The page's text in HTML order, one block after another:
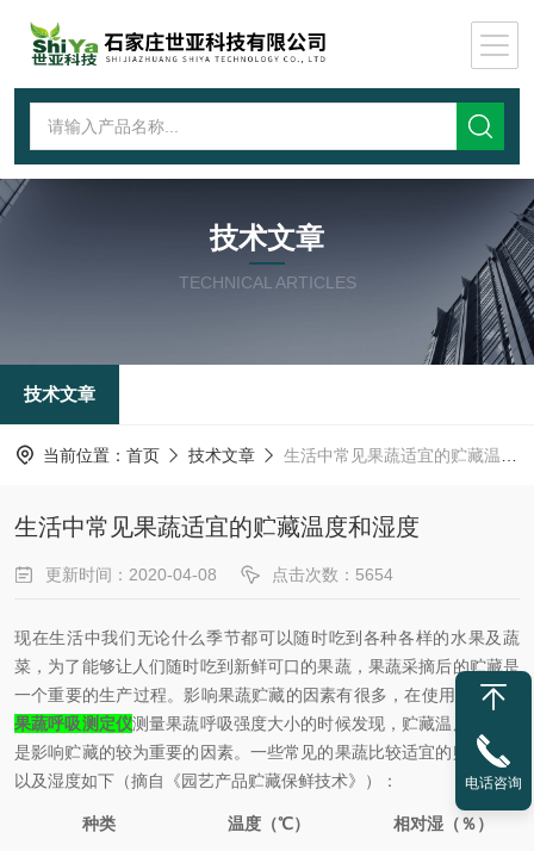
技术文章
TECHNICAL ARTICLES
技术文章
当前位置： 首页 技术文章 生活中常见果蔬适宜的贮藏温度和湿度
生活中常见果蔬适宜的贮藏温度和湿度
更新时间：2020-04-08 点击次数：5654
现在生活中我们无论什么季节都可以随时吃到各种各样的水果及蔬
菜，为了能够让人们随时吃到新鲜可口的果蔬，果蔬采摘后的贮藏是
一个重要的生产过程。影响果蔬贮藏的因素有很多，在使用
SY-1022
果蔬呼吸测定仪测量果蔬呼吸强度大小的时候发现，贮藏温度及湿度
是影响贮藏的较为重要的因素。一些常见的果蔬比较适宜的贮藏温度
以及湿度如下（摘自《园艺产品贮藏保鲜技术》）：
种类 温度（℃） 相对湿（％）
电话咨询